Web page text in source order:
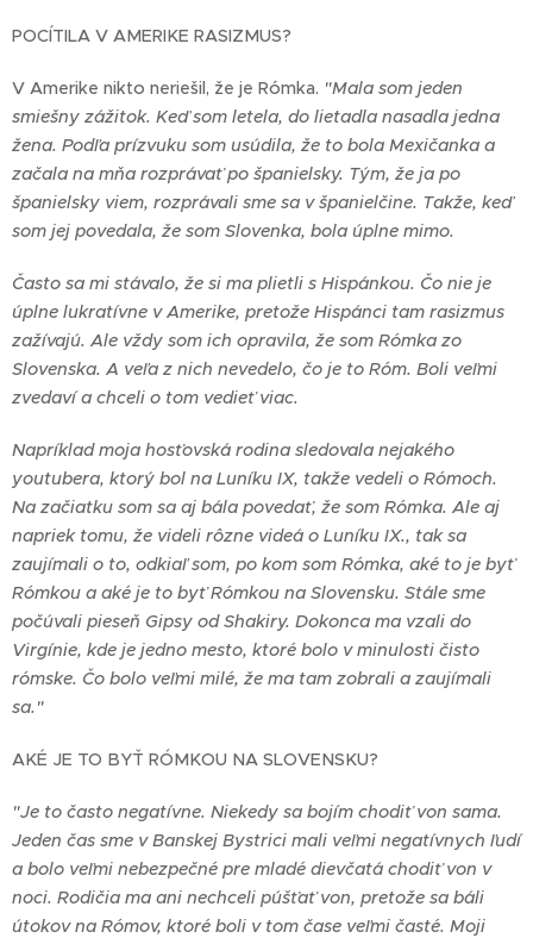
POCÍTILA V AMERIKE RASIZMUS?
V Amerike nikto neriešil, že je Rómka. "Mala som jeden
smiešny zážitok. Keď som letela, do lietadla nasadla jedna
žena. Podľa prízvuku som usúdila, že to bola Mexičanka a
začala na mňa rozprávať po španielsky. Tým, že ja po
španielsky viem, rozprávali sme sa v španielčine. Takže, keď
som jej povedala, že som Slovenka, bola úplne mimo.
Často sa mi stávalo, že si ma plietli s Hispánkou. Čo nie je
úplne lukratívne v Amerike, pretože Hispánci tam rasizmus
zažívajú. Ale vždy som ich opravila, že som Rómka zo
Slovenska. A veľa z nich nevedelo, čo je to Róm. Boli veľmi
zvedaví a chceli o tom vedieť viac.
Napríklad moja hosťovská rodina sledovala nejakého
youtubera, ktorý bol na Luníku IX, takže vedeli o Rómoch.
Na začiatku som sa aj bála povedať, že som Rómka. Ale aj
napriek tomu, že videli rôzne videá o Luníku IX., tak sa
zaujímali o to, odkiaľ som, po kom som Rómka, aké to je byť
Rómkou a aké je to byť Rómkou na Slovensku. Stále sme
počúvali pieseň Gipsy od Shakiry. Dokonca ma vzali do
Virgínie, kde je jedno mesto, ktoré bolo v minulosti čisto
rómske. Čo bolo veľmi milé, že ma tam zobrali a zaujímali
sa."
AKÉ JE TO BYŤ RÓMKOU NA SLOVENSKU?
"Je to často negatívne. Niekedy sa bojím chodiť von sama.
Jeden čas sme v Banskej Bystrici mali veľmi negatívnych ľudí
a bolo veľmi nebezpečné pre mladé dievčatá chodiť von v
noci. Rodičia ma ani nechceli púšťať von, pretože sa báli
útokov na Rómov, ktoré boli v tom čase veľmi časté. Moji